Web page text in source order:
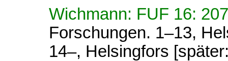
Wichmann: FUF 16:
Forschungen. 1–13,
14–, Helsingfors